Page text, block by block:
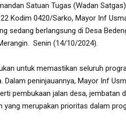
Satuan Tugas (Wadan
Kodim 0420/Sarko, Mayor Inf
sedang berlangsung di Desa
Senin (14/10/2024).
untuk memastikan seluruh
Dalam peninjauannya, Mayor Inf
pembukaan jalan desa, jembatan
yang merupakan prioritas dalam